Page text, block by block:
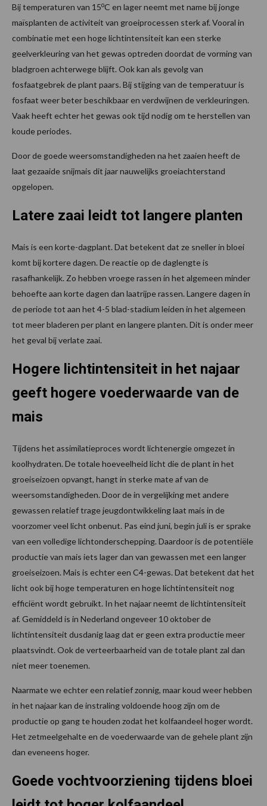
Bij temperaturen van 15oC en lager neemt met name bij jonge
maïsplanten de activiteit van groeiprocessen sterk af. Vooral in
combinatie met een hoge lichtintensiteit kan een sterke
geelverkleuring van het gewas optreden doordat de vorming van
bladgroen achterwege blijft. Ook kan als gevolg van
fosfaatgebrek de plant paars. Bij stijging van de temperatuur is
fosfaat weer beter beschikbaar en verdwijnen de verkleuringen.
Vaak heeft echter het gewas ook tijd nodig om te herstellen van
koude periodes.
Door de goede weersomstandigheden na het zaaien heeft de
laat gezaaide snijmais dit jaar nauwelijks groeiachterstand
opgelopen.
Latere zaai leidt tot langere planten
Mais is een korte-dagplant. Dat betekent dat ze sneller in bloei
komt bij kortere dagen. De reactie op de daglengte is
rasafhankelijk. Zo hebben vroege rassen in het algemeen minder
behoefte aan korte dagen dan laatrijpe rassen. Langere dagen in
de periode tot aan het 4-5 blad-stadium leiden in het algemeen
tot meer bladeren per plant en langere planten. Dit is onder meer
het geval bij verlate zaai.
Hogere lichtintensiteit in het najaar
geeft hogere voederwaarde van de
mais
Tijdens het assimilatieproces wordt lichtenergie omgezet in
koolhydraten. De totale hoeveelheid licht die de plant in het
groeiseizoen opvangt, hangt in sterke mate af van de
weersomstandigheden. Door de in vergelijking met andere
gewassen relatief trage jeugdontwikkeling laat mais in de
voorzomer veel licht onbenut. Pas eind juni, begin juli is er sprake
van een volledige lichtonderschepping. Daardoor is de potentiële
productie van mais iets lager dan van gewassen met een langer
groeiseizoen. Mais is echter een C4-gewas. Dat betekent dat het
licht ook bij hoge temperaturen en hoge lichtintensiteit nog
efficiënt wordt gebruikt. In het najaar neemt de lichtintensiteit
af. Gemiddeld is in Nederland ongeveer 10 oktober de
lichtintensiteit dusdanig laag dat er geen extra productie meer
plaatsvindt. Ook de verteerbaarheid van de totale plant zal dan
niet meer toenemen.
Naarmate we echter een relatief zonnig, maar koud weer hebben
in het najaar kan de instraling voldoende hoog zijn om de
productie op gang te houden zodat het kolfaandeel hoger wordt.
Het zetmeelgehalte en de voederwaarde van de gehele plant zijn
dan eveneens hoger.
Goede vochtvoorziening tijdens bloei